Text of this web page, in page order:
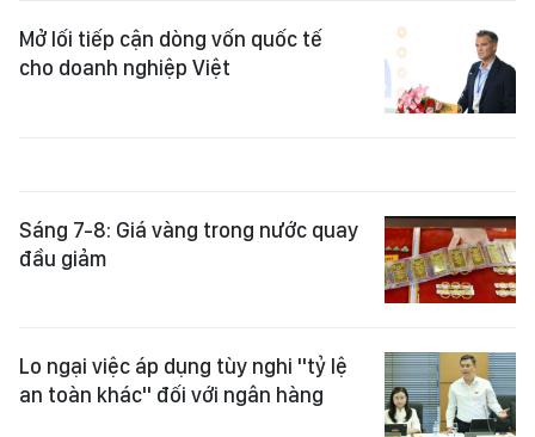
Mở lối tiếp cận dòng vốn quốc tế
cho doanh nghiệp Việt
Sáng 7-8: Giá vàng trong nước quay
đầu giảm
Lo ngại việc áp dụng tùy nghi "tỷ lệ
an toàn khác" đối với ngân hàng